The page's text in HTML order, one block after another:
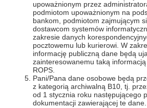
upoważnionym przez
podmiotom upoważnionym na
bankom, podmiotom zajmującym
dostawcom systemów
zakresie danych
pocztowemu lub kurierowi. W
informację publiczną dane będą
zainteresowanemu taką
ROPS.
Pani/Pana dane osobowe będą
z kategorią archiwalną B10, tj.
od 1 stycznia roku następującego
dokumentacji zawierającej te dane.